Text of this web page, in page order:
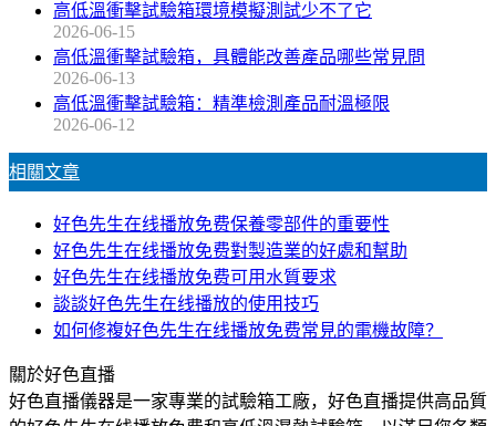
高低溫衝擊試驗箱環境模擬測試少不了它
2026-06-15
高低溫衝擊試驗箱，具體能改善產品哪些常見問
2026-06-13
高低溫衝擊試驗箱：精準檢測產品耐溫極限
2026-06-12
相關文章
好色先生在线播放免费保養零部件的重要性
好色先生在线播放免费對製造業的好處和幫助
好色先生在线播放免费可用水質要求
談談好色先生在线播放的使用技巧
如何修複好色先生在线播放免费常見的電機故障？
關於好色直播
好色直播儀器是一家專業的試驗箱工廠，好色直播提供高品質